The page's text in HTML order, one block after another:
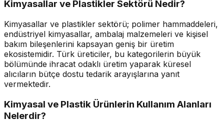
Kimyasallar ve Plastikler Sektörü Nedir?
Kimyasallar ve plastikler sektörü; polimer hammaddeleri,
endüstriyel kimyasallar, ambalaj malzemeleri ve kişisel
bakım bileşenlerini kapsayan geniş bir üretim
ekosistemidir. Türk üreticiler, bu kategorilerin büyük
bölümünde ihracat odaklı üretim yaparak küresel
alıcıların bütçe dostu tedarik arayışlarına yanıt
vermektedir.
Kimyasal ve Plastik Ürünlerin Kullanım Alanları
Nelerdir?